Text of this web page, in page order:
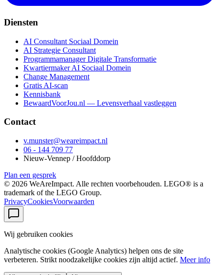
Diensten
AI Consultant Sociaal Domein
AI Strategie Consultant
Programmamanager Digitale Transformatie
Kwartiermaker AI Sociaal Domein
Change Management
Gratis AI-scan
Kennisbank
BewaardVoorJou.nl — Levensverhaal vastleggen
Contact
v.munster@weareimpact.nl
06 - 144 709 77
Nieuw-Vennep / Hoofddorp
Plan een gesprek
© 2026 WeAreImpact. Alle rechten voorbehouden. LEGO® is a
trademark of the LEGO Group.
PrivacyCookiesVoorwaarden
Wij gebruiken cookies
Analytische cookies (Google Analytics) helpen ons de site
verbeteren. Strikt noodzakelijke cookies zijn altijd actief. Meer info